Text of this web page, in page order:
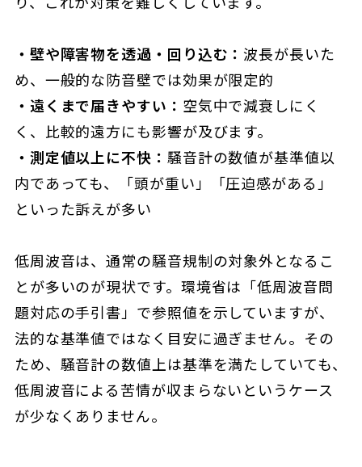
・壁や障害物を透過・回り込む： 波長が長いた
め、一般的な防音壁では効果が限定的
・遠くまで届きやすい： 空気中で減衰しにく
く、比較的遠方にも影響が及びます。
・測定値以上に不快： 騒音計の数値が基準値以
内であっても、「頭が重い」「圧迫感がある」
といった訴えが多い
低周波音は、通常の騒音規制の対象外となるこ
とが多いのが現状です。環境省は「低周波音問
題対応の手引書」で参照値を示していますが、
法的な基準値ではなく目安に過ぎません。その
ため、騒音計の数値上は基準を満たしていても、
低周波音による苦情が収まらないというケース
が少なくありません。